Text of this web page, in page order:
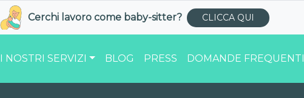
Cerchi lavoro come baby-sitter? CLICCA QUI
I NOSTRI SERVIZI BLOG PRESS DOMANDE FREQUENTI